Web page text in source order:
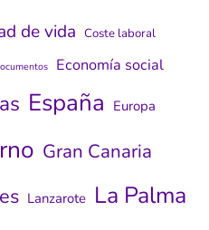
de vida Coste laboral
Economía social
España Europa
Gran Canaria
Lanzarote La Palma